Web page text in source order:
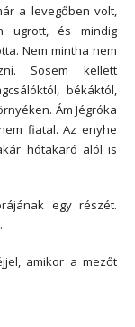
a levegőben volt,
ugrott, és mindig
Nem mintha nem
Sosem kellett
békáktól,
Ám Jégróka
fiatal. Az enyhe
hótakaró alól is
egy részét.
amikor a mezőt